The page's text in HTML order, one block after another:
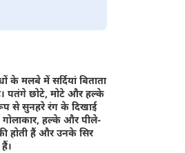
के मलबे में सर्दियां बिताता
पतंगे छोटे, मोटे और हल्के
से सुनहरे रंग के दिखाई
गोलाकार, हल्के और पीले-
होती हैं और उनके सिर